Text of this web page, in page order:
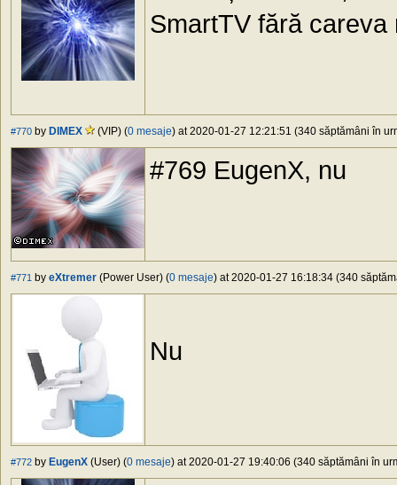
SmartTV fără careva
#770 by DIMEX (VIP) (0 mesaje) at 2020-01-27 12:21:51 (340 săptămâni în
#769 EugenX, nu
#771 by eXtremer (Power User) (0 mesaje) at 2020-01-27 16:18:34 (340
Nu
#772 by EugenX (User) (0 mesaje) at 2020-01-27 19:40:06 (340 săptămâni în